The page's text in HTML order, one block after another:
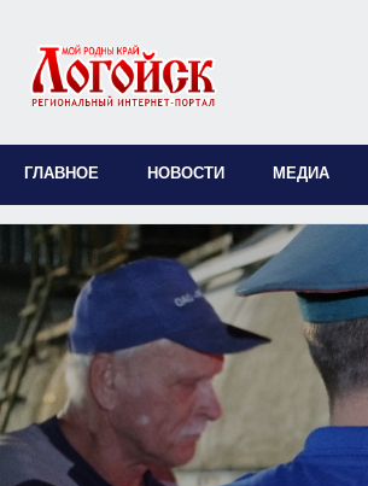
ГЛАВНОЕ НОВОСТИ МЕДИА